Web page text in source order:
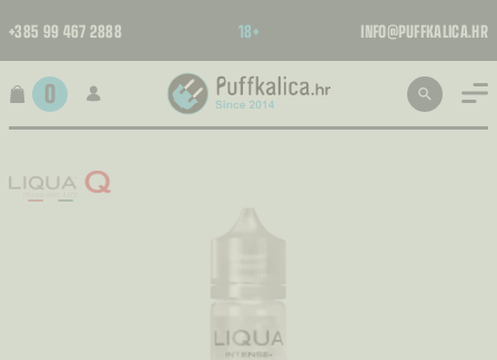
+385 99 467 2888 18+ INFO@PUFFKALICA.HR
0